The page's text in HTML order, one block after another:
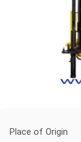
Place of Origin